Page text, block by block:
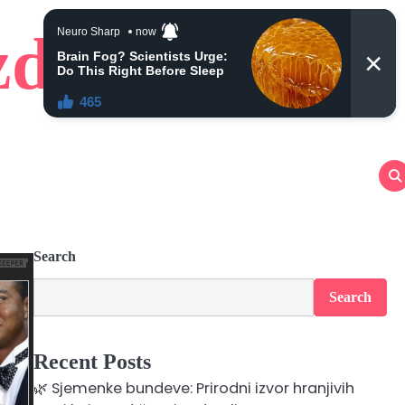
Search
Search
Recent Posts
🌿 Sjemenke bundeve: Prirodni izvor hranjivih